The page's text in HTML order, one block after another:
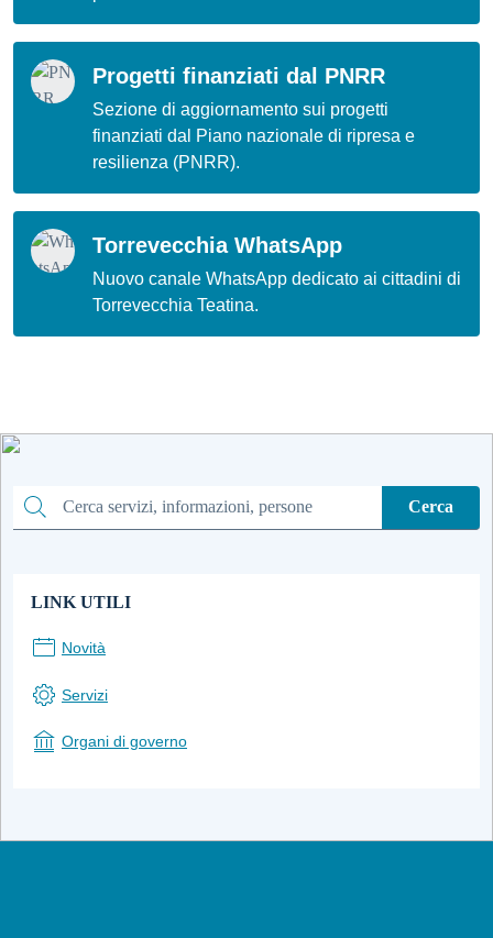
Progetti finanziati dal PNRR
Sezione di aggiornamento sui progetti
finanziati dal Piano nazionale di ripresa e
resilienza (PNRR).
Torrevecchia WhatsApp
Nuovo canale WhatsApp dedicato ai cittadini di
Torrevecchia Teatina.
Cerca
Cerca
LINK UTILI
Novità
Servizi
Organi di governo